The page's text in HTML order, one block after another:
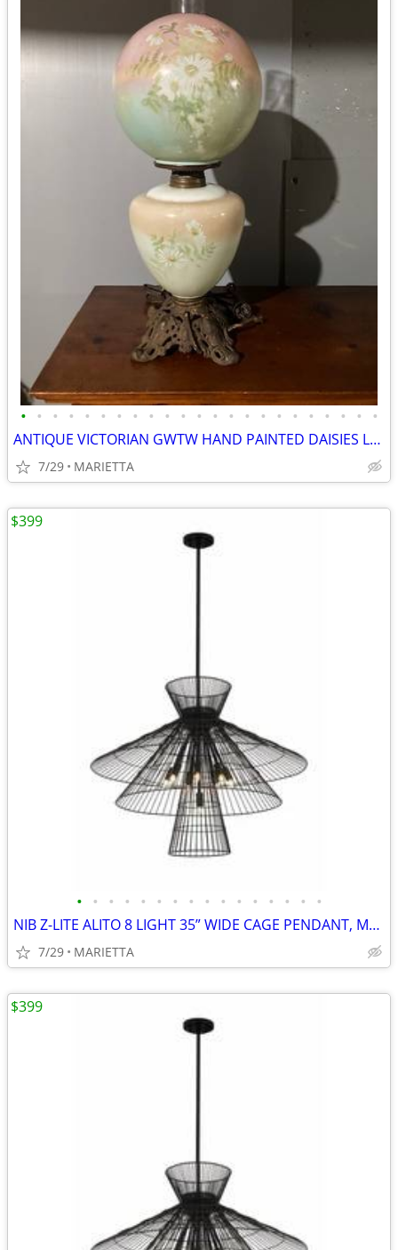
• • • • • • • • • • • • • • • • • • • • • • •
ANTIQUE VICTORIAN GWTW HAND PAINTED DAISIES LAMP, 9” GLOBE ORIG FAMILY
7/29 MARIETTA
• • • • • • • • • • • • • • • •
NIB Z-LITE ALITO 8 LIGHT 35” WIDE CAGE PENDANT, MODEL 6015-8MB BLK
7/29 MARIETTA
$399
$399